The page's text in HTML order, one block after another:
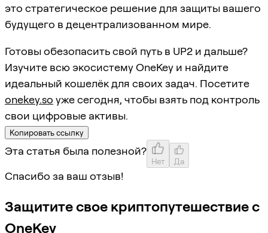
это стратегическое решение для защиты вашего
будущего в децентрализованном мире.
Готовы обезопасить свой путь в UP2 и дальше?
Изучите всю экосистему OneKey и найдите
идеальный кошелёк для своих задач. Посетите
onekey.so уже сегодня, чтобы взять под контроль
свои цифровые активы.
Копировать ссылку
Эта статья была полезной?
Нет Да
Спасибо за ваш отзыв!
Защитите свое криптопутешествие с
OneKey